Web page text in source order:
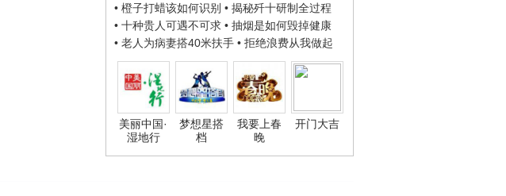
• 橙子打蜡该如何识别 • 揭秘歼十研制全过程
• 十种贵人可遇不可求 • 抽烟是如何毁掉健康
• 老人为病妻搭40米扶手 • 拒绝浪费从我做起
美丽中国·
湿地行
梦想星搭
档
我要上春
晚
开门大吉